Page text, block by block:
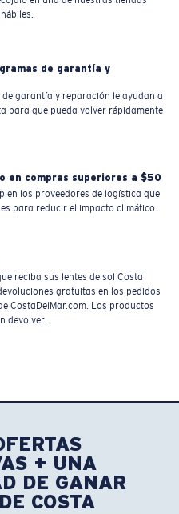
de garantía y
garantía y reparación le ayudan a
para que pueda volver rápidamente
en compras superiores a $50
los proveedores de logística que
para reducir el impacto climático.
reciba sus lentes de sol Costa
gratuitas en los pedidos
CostaDelMar.com. Los productos
devolver.
+ UNA
DE GANAR
COSTA